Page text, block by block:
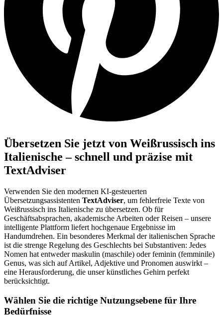
Übersetzen Sie jetzt von Weißrussisch ins
Italienische – schnell und präzise mit
TextAdviser
Verwenden Sie den modernen KI-gesteuerten
Übersetzungsassistenten TextAdviser, um fehlerfreie Texte von
Weißrussisch ins Italienische zu übersetzen. Ob für
Geschäftsabsprachen, akademische Arbeiten oder Reisen – unsere
intelligente Plattform liefert hochgenaue Ergebnisse im
Handumdrehen. Ein besonderes Merkmal der italienischen Sprache
ist die strenge Regelung des Geschlechts bei Substantiven: Jedes
Nomen hat entweder maskulin (maschile) oder feminin (femminile)
Genus, was sich auf Artikel, Adjektive und Pronomen auswirkt –
eine Herausforderung, die unser künstliches Gehirn perfekt
berücksichtigt.
Wählen Sie die richtige Nutzungsebene für Ihre
Bedürfnisse